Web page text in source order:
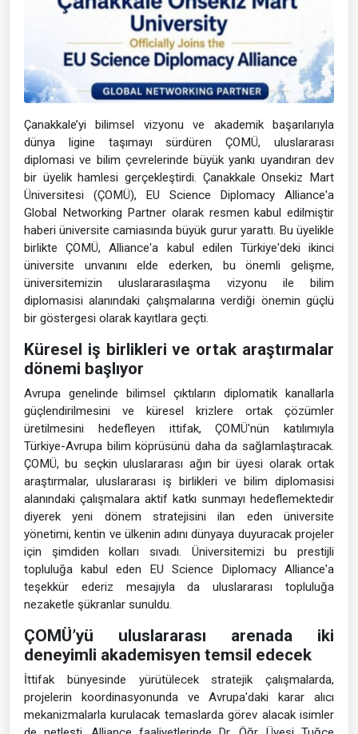
Çanakkale’yi bilimsel vizyonu ve akademik başarılarıyla
dünya ligine taşımayı sürdüren ÇOMÜ, uluslararası
diplomasi ve bilim çevrelerinde büyük yankı uyandıran dev
bir üyelik hamlesi gerçekleştirdi. Çanakkale Onsekiz Mart
Üniversitesi (ÇOMÜ), EU Science Diplomacy Alliance'a
Global Networking Partner olarak resmen kabul edilmiştir
haberi üniversite camiasında büyük gurur yarattı. Bu üyelikle
birlikte ÇOMÜ, Alliance'a kabul edilen Türkiye'deki ikinci
üniversite unvanını elde ederken, bu önemli gelişme,
üniversitemizin uluslararasılaşma vizyonu ile bilim
diplomasisi alanındaki çalışmalarına verdiği önemin güçlü
bir göstergesi olarak kayıtlara geçti.
Küresel iş birlikleri ve ortak araştırmalar
dönemi başlıyor
Avrupa genelinde bilimsel çıktıların diplomatik kanallarla
güçlendirilmesini ve küresel krizlere ortak çözümler
üretilmesini hedefleyen ittifak, ÇOMÜ'nün katılımıyla
Türkiye-Avrupa bilim köprüsünü daha da sağlamlaştıracak.
ÇOMÜ, bu seçkin uluslararası ağın bir üyesi olarak ortak
araştırmalar, uluslararası iş birlikleri ve bilim diplomasisi
alanındaki çalışmalara aktif katkı sunmayı hedeflemektedir
diyerek yeni dönem stratejisini ilan eden üniversite
yönetimi, kentin ve ülkenin adını dünyaya duyuracak projeler
için şimdiden kolları sıvadı. Üniversitemizi bu prestijli
topluluğa kabul eden EU Science Diplomacy Alliance'a
teşekkür ederiz mesajıyla da uluslararası topluluğa
nezaketle şükranlar sunuldu.
ÇOMÜ’yü uluslararası arenada iki
deneyimli akademisyen temsil edecek
İttifak bünyesinde yürütülecek stratejik çalışmalarda,
projelerin koordinasyonunda ve Avrupa'daki karar alıcı
mekanizmalarla kurulacak temaslarda görev alacak isimler